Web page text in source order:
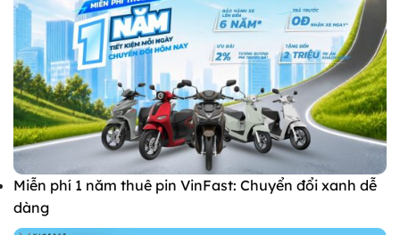
Miễn phí 1 năm thuê pin VinFast: Chuyển đổi xanh dễ
dàng